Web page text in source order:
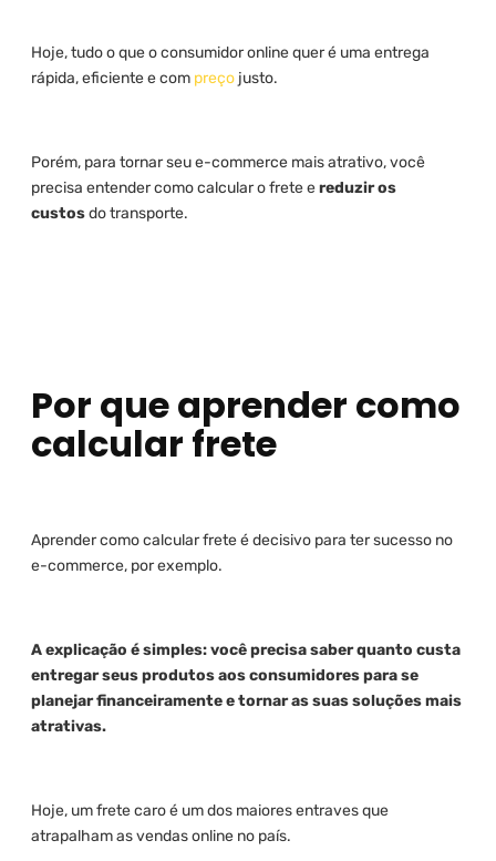
Hoje, tudo o que o consumidor online quer é uma entrega
rápida, eficiente e com preço justo.
Porém, para tornar seu e-commerce mais atrativo, você
precisa entender como calcular o frete ereduzir os
custosdo transporte.
Por que aprender como
calcular frete
Aprender como calcular frete é decisivo para ter sucesso no
e-commerce, por exemplo.
A explicação é simples: você precisa saber quanto custa
entregar seus produtos aos consumidores para se
planejar financeiramente e tornar as suas soluções mais
atrativas.
Hoje, um frete caro é um dos maiores entraves que
atrapalham as vendas online no país.